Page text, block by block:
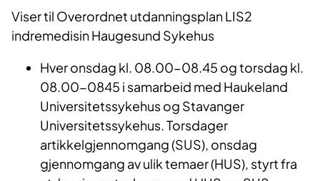
Viser til Overordnet utdanningsplan LIS2
indremedisin Haugesund Sykehus
Hver onsdag kl. 08.00-08.45 og torsdag kl.
08.00-0845 i samarbeid med Haukeland
Universitetssykehus og Stavanger
Universitetssykehus. Torsdager
artikkelgjennomgang (SUS), onsdag
gjennomgang av ulik temaer (HUS), styrt fra